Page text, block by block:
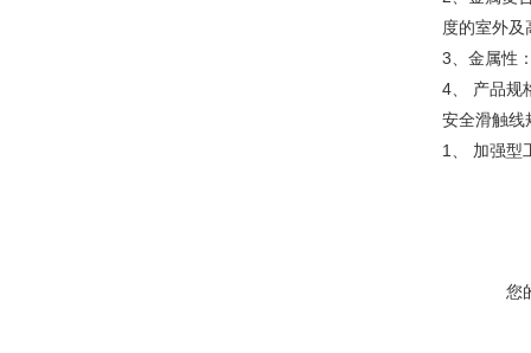
度的室外及
3、金属性
4、 产品规
安全滑触线
1、 加强型
您